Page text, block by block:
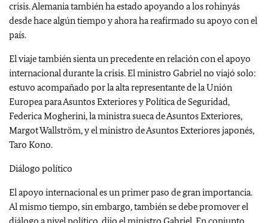
crisis. Alemania también ha estado apoyando a los rohinyás
desde hace algún tiempo y ahora ha reafirmado su apoyo con el
país.
El viaje también sienta un precedente en relación con el apoyo
internacional durante la crisis. El ministro Gabriel no viajó solo:
estuvo acompañado por la alta representante de la Unión
Europea para Asuntos Exteriores y Política de Seguridad,
Federica Mogherini, la ministra sueca de Asuntos Exteriores,
Margot Wallström, y el ministro de Asuntos Exteriores japonés,
Taro Kono.
Diálogo político
El apoyo internacional es un primer paso de gran importancia.
Al mismo tiempo, sin embargo, también se debe promover el